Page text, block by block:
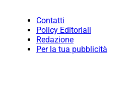
Contatti
Policy Editoriali
Redazione
Per la tua pubblicità